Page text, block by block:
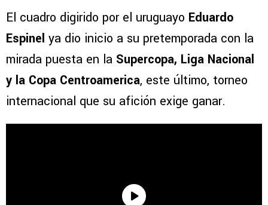
El cuadro digirido por el uruguayo Eduardo
Espinel ya dio inicio a su pretemporada con la
mirada puesta en la Supercopa, Liga Nacional
y la Copa Centroamerica, este último, torneo
internacional que su afición exige ganar.